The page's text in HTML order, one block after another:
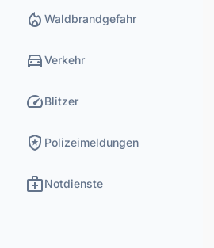
local_fire_department Waldbrandgefahr
directions_carVerkehr
speedBlitzer
local_police Polizeimeldungen
medical_servicesNotdienste